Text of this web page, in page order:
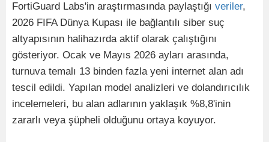
FortiGuard Labs'in araştırmasında paylaştığı veriler,
2026 FIFA Dünya Kupası ile bağlantılı siber suç
altyapısının halihazırda aktif olarak çalıştığını
gösteriyor. Ocak ve Mayıs 2026 ayları arasında,
turnuva temalı 13 binden fazla yeni internet alan adı
tescil edildi. Yapılan model analizleri ve dolandırıcılık
incelemeleri, bu alan adlarının yaklaşık %8,8'inin
zararlı veya şüpheli olduğunu ortaya koyuyor.